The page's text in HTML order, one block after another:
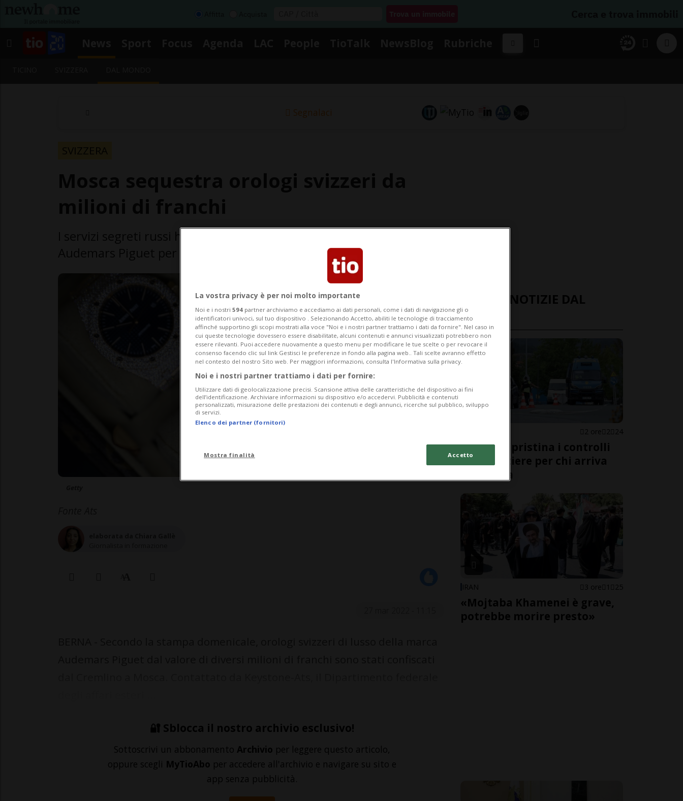
Segnalaci
SVIZZERA
Audemars Piguet per presunte violazioni doganali
🔐 Sblocca il nostro archivio esclusivo!
Sottoscrivi un abbonamento Archivio per leggere questo articolo,
oppure scegli MyTioAbo per accedere all'archivio e navigare su sito e
app senza pubblicità.
ULTIME NOTIZIE DAL
MONDO
2 ore 2 24
Madrid ripristina i controlli
alle frontiere per chi arriva
IRAN 3 ore 1 25
«Mojtaba Khamenei è grave,
potrebbe morire presto»
La vostra privacy è per noi molto importante
Noi e i nostri 594 partner archiviamo e accediamo ai dati personali, come i dati di navigazione gli o
identificatori univoci, sul tuo dispositivo . Selezionando Accetto, abiliti le tecnologie di tracciamento
affinché supportino gli scopi mostrati alla voce "Noi e i nostri partner trattiamo i dati da fornire". Nel caso in
cui queste tecnologie dovessero essere disabilitate, alcuni contenuti e annunci visualizzati potrebbero non
essere rilevanti. Puoi accedere nuovamente a questo menu per modificare le tue scelte o per revocare il
consenso facendo clic sul link Gestisci le preferenze in fondo alla pagina web.. Tali scelte avranno effetto
nel contesto del nostro Sito web. Per maggiori informazioni, consulta l'Informativa sulla privacy.
Noi e i nostri partner trattiamo i dati per fornire:
Utilizzare dati di geolocalizzazione precisi. Scansione attiva delle caratteristiche del dispositivo ai fini
dell’identificazione. Archiviare informazioni su dispositivo e/o accedervi. Pubblicità e contenuti
personalizzati, misurazione delle prestazioni dei contenuti e degli annunci, ricerche sul pubblico, sviluppo
di servizi.
Elenco dei partner (fornitori)
Mostra finalità Accetto